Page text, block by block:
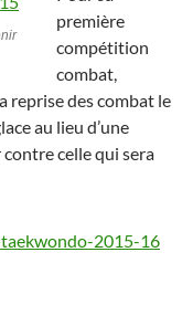
première
compétition
combat,
reprise des combat le
au lieu d’une
celle qui sera